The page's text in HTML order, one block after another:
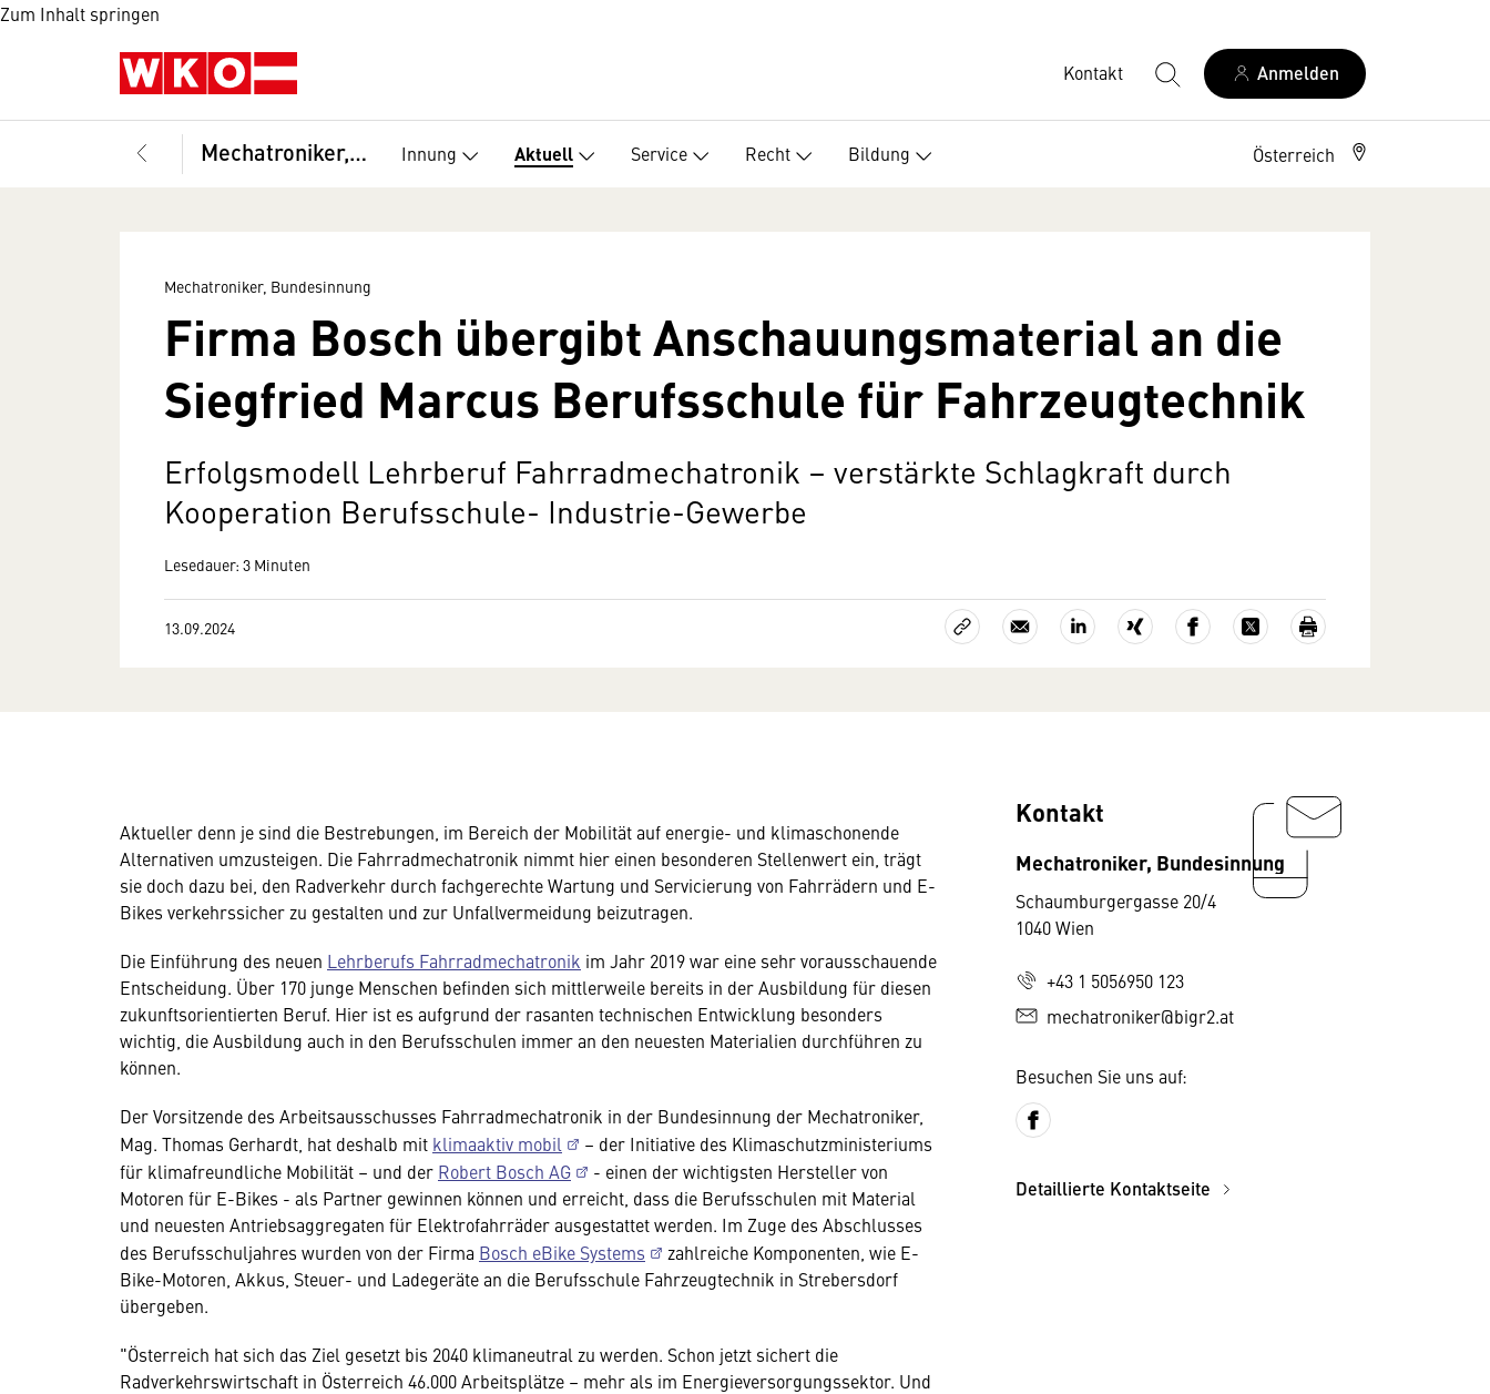
Zum Inhalt springen
Kontakt Anmelden
Mechatroniker, Bundesinnung Innung Aktuell Service Recht Bildung Österreich
Mechatroniker, Bundesinnung
Firma Bosch übergibt Anschauungsmaterial an die
Siegfried Marcus Berufsschule für Fahrzeugtechnik
Erfolgsmodell Lehrberuf Fahrradmechatronik – verstärkte Schlagkraft durch
Kooperation Berufsschule- Industrie-Gewerbe
Lesedauer: 3 Minuten
13.09.2024
Aktueller denn je sind die Bestrebungen, im Bereich der Mobilität auf energie- und klimaschonende
Alternativen umzusteigen. Die Fahrradmechatronik nimmt hier einen besonderen Stellenwert ein, trägt
sie doch dazu bei, den Radverkehr durch fachgerechte Wartung und Servicierung von Fahrrädern und E-
Bikes verkehrssicher zu gestalten und zur Unfallvermeidung beizutragen.
Die Einführung des neuen Lehrberufs Fahrradmechatronik im Jahr 2019 war eine sehr vorausschauende
Entscheidung. Über 170 junge Menschen befinden sich mittlerweile bereits in der Ausbildung für diesen
zukunftsorientierten Beruf. Hier ist es aufgrund der rasanten technischen Entwicklung besonders
wichtig, die Ausbildung auch in den Berufsschulen immer an den neuesten Materialien durchführen zu
können.
Der Vorsitzende des Arbeitsausschusses Fahrradmechatronik in der Bundesinnung der Mechatroniker,
Mag. Thomas Gerhardt, hat deshalb mit klimaaktiv mobil
– der Initiative des Klimaschutzministeriums
für klimafreundliche Mobilität – und der Robert Bosch AG
- einen der wichtigsten Hersteller von
Motoren für E-Bikes - als Partner gewinnen können und erreicht, dass die Berufsschulen mit Material
und neuesten Antriebsaggregaten für Elektrofahrräder ausgestattet werden. Im Zuge des Abschlusses
des Berufsschuljahres wurden von der Firma Bosch eBike Systems
zahlreiche Komponenten, wie E-
Bike-Motoren, Akkus, Steuer- und Ladegeräte an die Berufsschule Fahrzeugtechnik in Strebersdorf
übergeben.
"Österreich hat sich das Ziel gesetzt bis 2040 klimaneutral zu werden. Schon jetzt sichert die
Radverkehrswirtschaft in Österreich 46.000 Arbeitsplätze – mehr als im Energieversorgungssektor. Und
Kontakt
Mechatroniker, Bundesinnung
Schaumburgergasse 20/4
1040 Wien
+43 1 5056950 123
mechatroniker@bigr2.at
Besuchen Sie uns auf:
Detaillierte Kontaktseite